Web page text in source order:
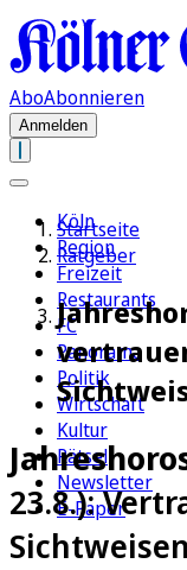
AboAbonnieren
Anmelden
Köln
Region
Freizeit
Restaurants
FC
Panorama
Politik
Wirtschaft
Kultur
Rätsel
Newsletter
E-Paper
Startseite
Ratgeber
23.8.):
Sichtweisen